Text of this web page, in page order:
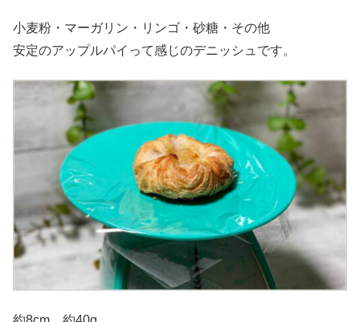
小麦粉・マーガリン・リンゴ・砂糖・その他
安定のアップルパイって感じのデニッシュです。